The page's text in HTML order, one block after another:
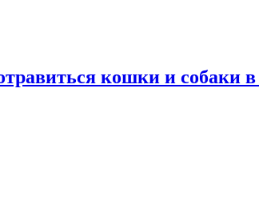
кошки и собаки